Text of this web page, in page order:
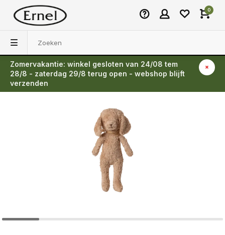
0
Zomervakantie: winkel gesloten van 24/08 tem
28/8 - zaterdag 29/8 terug open - webshop blijft
verzenden
Terug